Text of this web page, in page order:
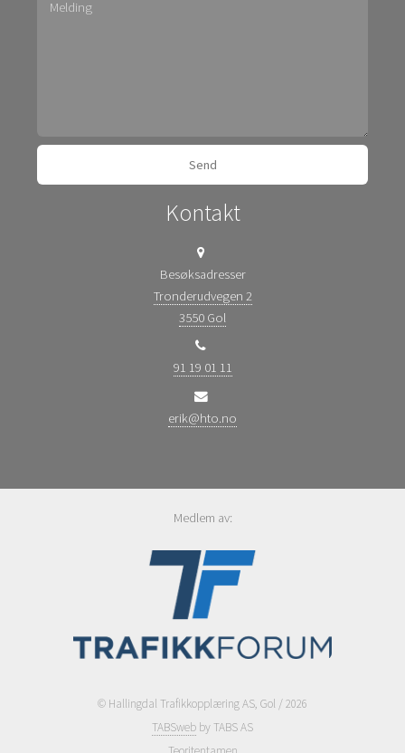
Kontakt
Besøksadresser
Tronderudvegen 2
3550 Gol
91 19 01 11
erik@hto.no
Medlem av:
© Hallingdal Trafikkopplæring AS, Gol / 2026
TABSweb by TABS AS